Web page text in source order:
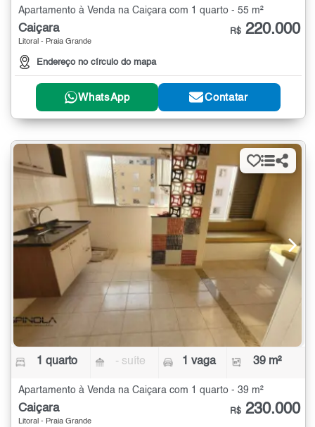
Apartamento à Venda na Caiçara com 1 quarto - 55 m²
Caiçara
Litoral - Praia Grande
Endereço no círculo do mapa
R$ 220.000
WhatsApp Contatar
1 quarto - suíte 1 vaga 39 m²
Apartamento à Venda na Caiçara com 1 quarto - 39 m²
Caiçara
Litoral - Praia Grande
R$ 230.000